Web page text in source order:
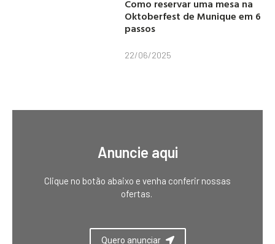
Como reservar uma mesa na
Oktoberfest de Munique em 6
passos
22/06/2025
Anuncie aqui
Clique no botão abaixo e venha conferir nossas
ofertas.
Quero anunciar